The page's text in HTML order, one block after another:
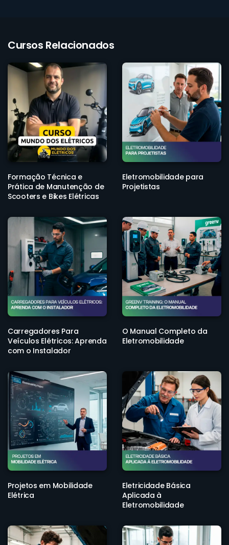
Cursos Relacionados
Formação Técnica e
Prática de Manutenção de
Scooters e Bikes Elétricas
Eletromobilidade para
Projetistas
Carregadores Para
Veículos Elétricos: Aprenda
com o Instalador
O Manual Completo da
Eletromobilidade
Projetos em Mobilidade
Elétrica
Eletricidade Básica
Aplicada à
Eletromobilidade